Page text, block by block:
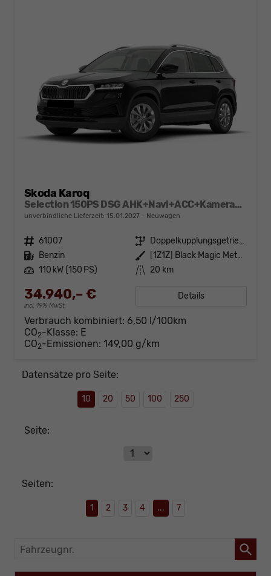
Skoda Karoq
Selection 150PS DSG AHK+Navi+ACC+Kamera+Kessy+Sitzheizung+GV5+Ambiente
unverbindliche Lieferzeit: 15.01.2027 Neuwagen
Fahrzeugnr. 61007 Getriebe
Doppelkupplungsgetriebe (DSG)
Kraftstoff Benzin Außenfarbe
[1Z1Z] Black Magic Metallic
Leistung 110 kW (150 PS) Kilometerstand 20 km
34.940,– €
incl. 19% MwSt.
Details
Verbrauch kombiniert: 6,50 l/100km
CO2-Klasse: E
CO2-Emissionen: 149,00 g/km
Datensätze pro Seite:
10 20 50 100 250
Seite:
Seiten:
1 2 3 4 ... 7
Fahrzeugnr.